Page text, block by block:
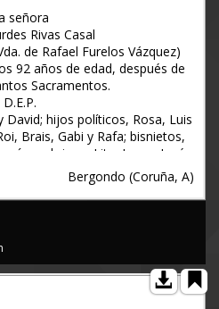
señora
Rivas Casal
de Rafael Furelos Vázquez)
92 años de edad, después de
Sacramentos.
D.E.P.
David; hijos políticos, Rosa, Luis
Brais, Gabi y Rafa; bisnietos,
sobrinos, Lita, Juan y José;
y demás familia.
eterno descanso de su alma.
SEIS de la tarde, en la iglesia
de Bergondo.
en el cementerio de dicha
funerario: a las SEIS MENOS
de la tarde.
nº 2, Lugar Tarabelo, 58
Bergondo (Coruña, A)